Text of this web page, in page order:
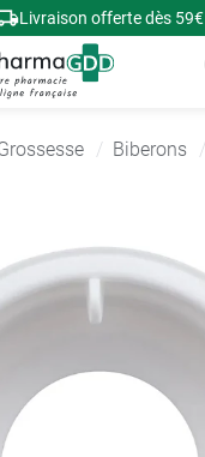
Livraison offerte dès 59€
Biberons